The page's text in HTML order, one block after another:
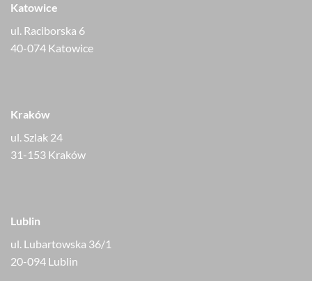
Katowice
ul. Raciborska 6
40-074 Katowice
Kraków
ul. Szlak 24
31-153 Kraków
Lublin
ul. Lubartowska 36/1
20-094 Lublin